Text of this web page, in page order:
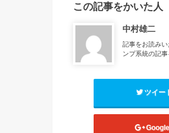
この記事をかいた人
中村雄二
記事をお読み
ンプ系統の記
ツイー